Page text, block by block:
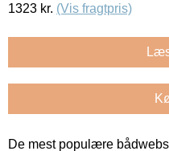
1323 kr. (Vis fragtpris)
De mest populære